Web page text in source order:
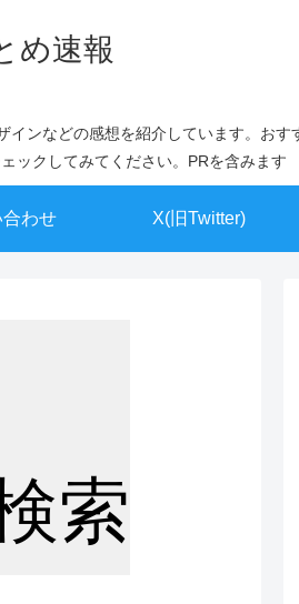
め速報
ンなどの感想を紹介しています。お
ックしてみてください。PRを含みます
わせ X(旧Twitter)
索